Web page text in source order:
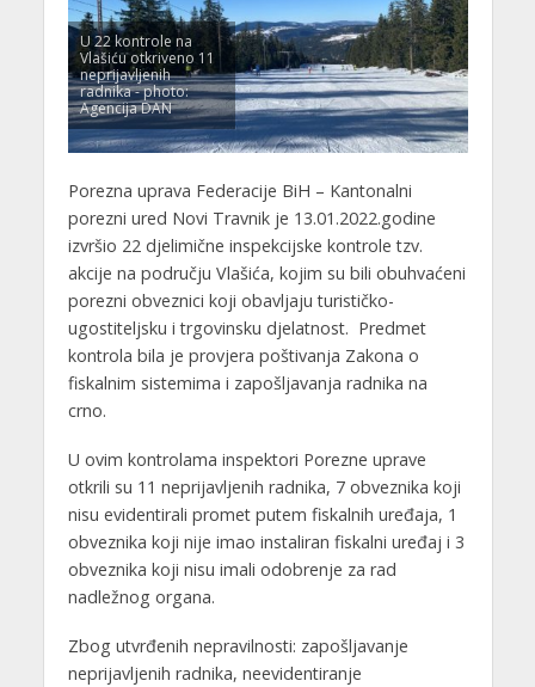
U 22 kontrole na
Vlašiću otkriveno 11
neprijavljenih
radnika - photo:
Agencija DAN
Porezna uprava Federacije BiH – Kantonalni
porezni ured Novi Travnik je 13.01.2022.godine
izvršio 22 djelimične inspekcijske kontrole tzv.
akcije na području Vlašića, kojim su bili obuhvaćeni
porezni obveznici koji obavljaju turističko-
ugostiteljsku i trgovinsku djelatnost. Predmet
kontrola bila je provjera poštivanja Zakona o
fiskalnim sistemima i zapošljavanja radnika na
crno.
U ovim kontrolama inspektori Porezne uprave
otkrili su 11 neprijavljenih radnika, 7 obveznika koji
nisu evidentirali promet putem fiskalnih uređaja, 1
obveznika koji nije imao instaliran fiskalni uređaj i 3
obveznika koji nisu imali odobrenje za rad
nadležnog organa.
Zbog utvrđenih nepravilnosti: zapošljavanje
neprijavljenih radnika, neevidentiranje